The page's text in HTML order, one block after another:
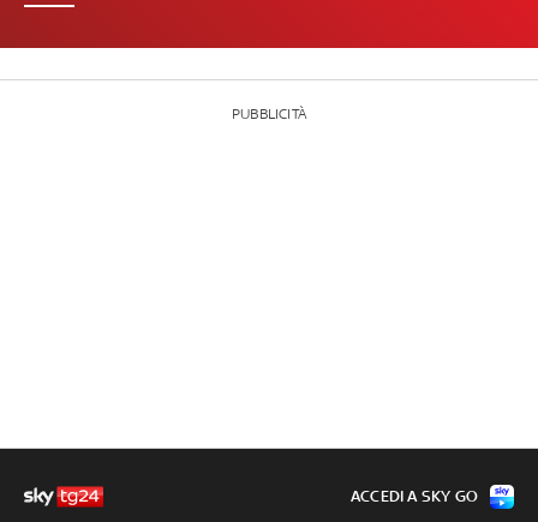
PUBBLICITÀ
ACCEDI A SKY GO